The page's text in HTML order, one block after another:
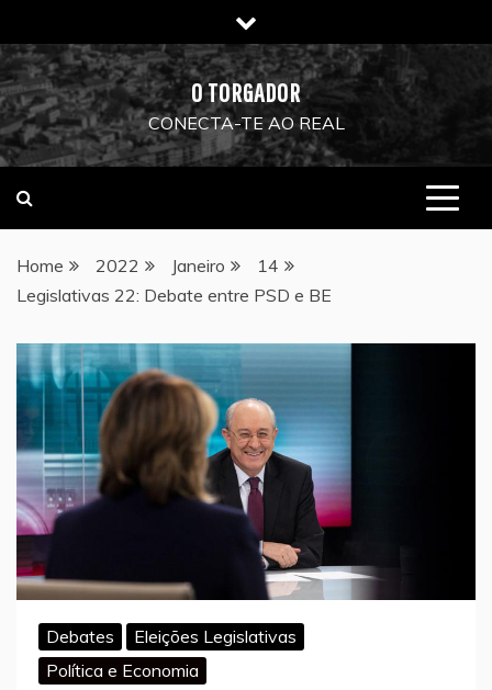
to
content
O TORGADOR
CONECTA-TE AO REAL
Home 2022 Janeiro
14
Legislativas 22: Debate entre PSD e BE
Debates
Eleições Legislativas
Política e Economia